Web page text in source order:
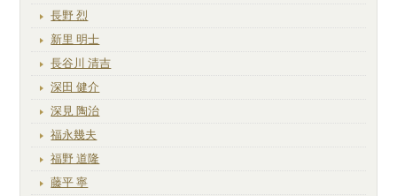
長野 烈
新里 明士
長谷川 清吉
深田 健介
深見 陶治
福永幾夫
福野 道隆
藤平 寧